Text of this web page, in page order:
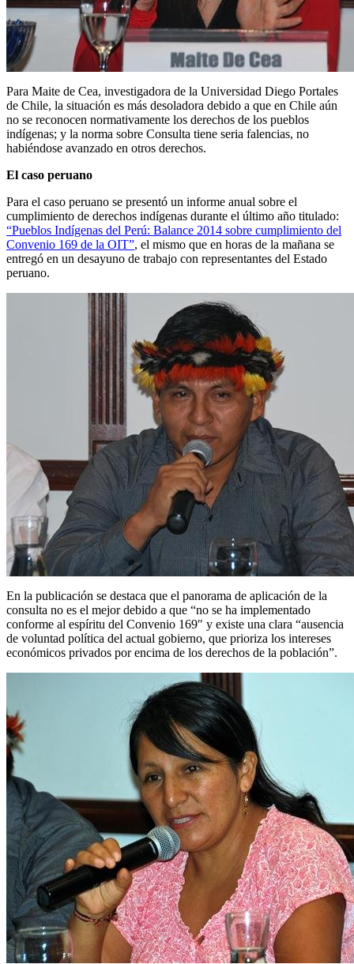
Para Maite de Cea, investigadora de la Universidad Diego Portales
de Chile, la situación es más desoladora debido a que en Chile aún
no se reconocen normativamente los derechos de los pueblos
indígenas; y la norma sobre Consulta tiene seria falencias, no
habiéndose avanzado en otros derechos.
El caso peruano
Para el caso peruano se presentó un informe anual sobre el
cumplimiento de derechos indígenas durante el último año titulado:
“Pueblos Indígenas del Perú: Balance 2014 sobre cumplimiento del
Convenio 169 de la OIT”, el mismo que en horas de la mañana se
entregó en un desayuno de trabajo con representantes del Estado
peruano.
En la publicación se destaca que el panorama de aplicación de la
consulta no es el mejor debido a que “no se ha implementado
conforme al espíritu del Convenio 169″ y existe una clara “ausencia
de voluntad política del actual gobierno, que prioriza los intereses
económicos privados por encima de los derechos de la población”.